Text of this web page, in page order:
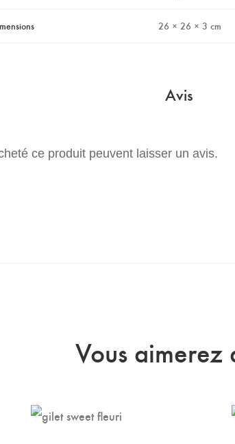
26 × 26 × 3 cm
Avis
ce produit peuvent laisser un avis.
Vous aimerez